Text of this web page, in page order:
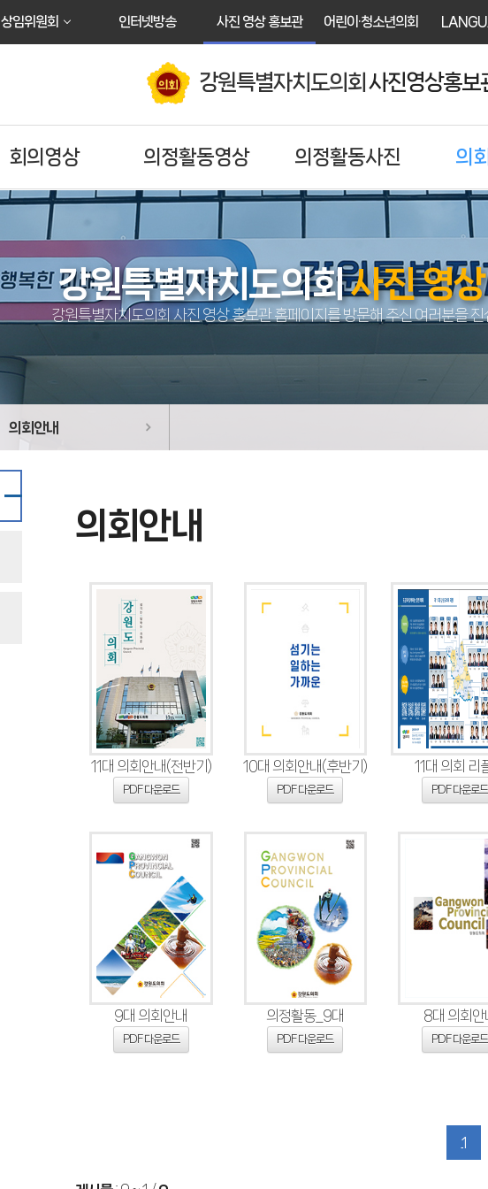
상임위원회 인터넷방송 사진 영상 홍보관 어린이·청소년의회
강원특별자치도의회 사진영상홍보
회의영상 의정활동영상 의정활동사진 의
강원특별자치도의회사진 영
강원특별자치도의회 사진 영상 홍보관 홈페이지를 방문해 주신 여러분을
의회안내
의회안내
11대 의회안내(전반기)
PDF 다운로드
10대 의회안내(후반기)
PDF 다운로드
11대 의회 리
PDF 다운로드
9대 의회안내
PDF 다운로드
의정활동_9대
PDF 다운로드
8대 의회안
PDF 다운로드
1